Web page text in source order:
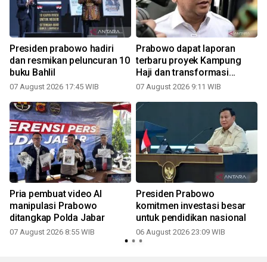
Presiden prabowo hadiri
dan resmikan peluncuran 10
buku Bahlil
07 August 2026 17:45 WIB
Prabowo dapat laporan
terbaru proyek Kampung
Haji dan transformasi
BUMN
07 August 2026 9:11 WIB
Pria pembuat video AI
manipulasi Prabowo
ditangkap Polda Jabar
07 August 2026 8:55 WIB
Presiden Prabowo
komitmen investasi besar
untuk pendidikan nasional
06 August 2026 23:09 WIB